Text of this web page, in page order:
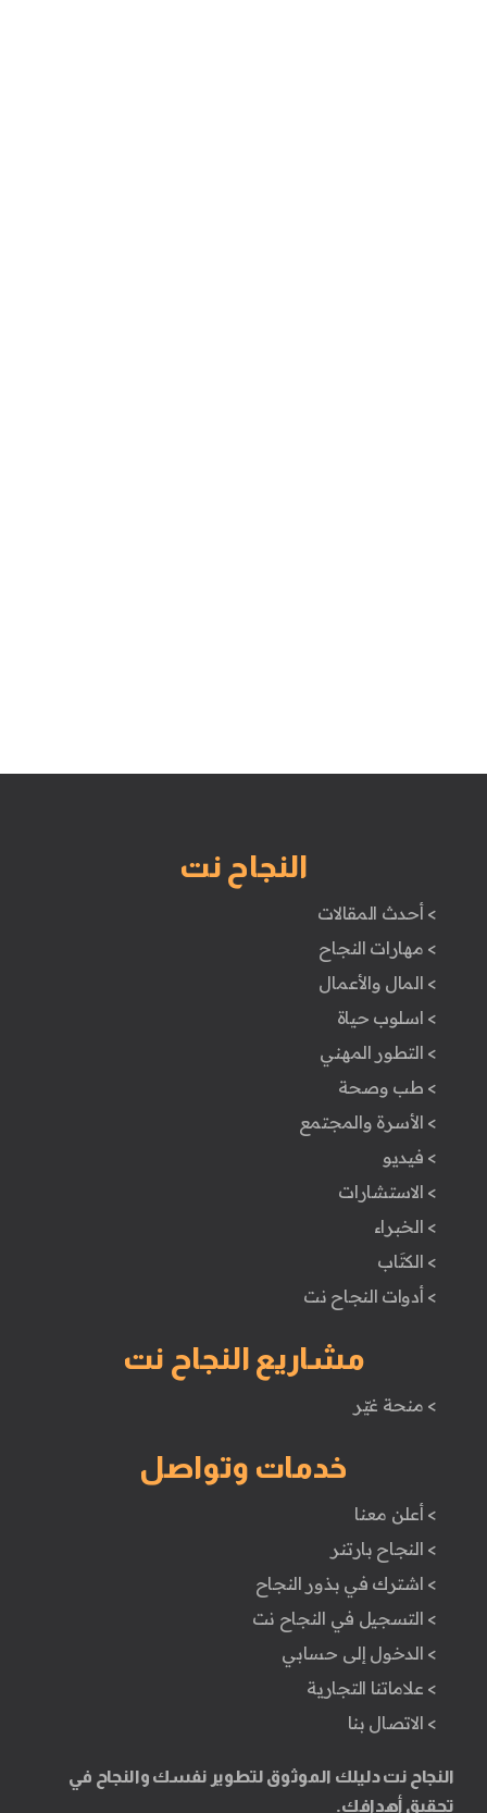
النجاح نت
> أحدث المقالات
> مهارات النجاح
> المال والأعمال
> اسلوب حياة
> التطور المهني
> طب وصحة
> الأسرة والمجتمع
> فيديو
> الاستشارات
> الخبراء
> الكتَاب
> أدوات النجاح نت
مشاريع النجاح نت
> منحة غيّر
خدمات وتواصل
> أعلن معنا
> النجاح بارتنر
> اشترك في بذور النجاح
> التسجيل في النجاح نت
> الدخول إلى حسابي
> علاماتنا التجارية
> الاتصال بنا
النجاح نت دليلك الموثوق لتطوير نفسك والنجاح في
تحقيق أهدافك.